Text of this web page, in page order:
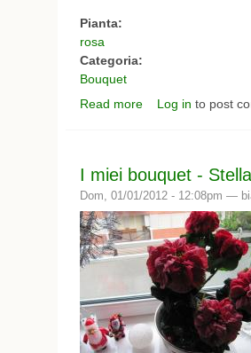
Pianta:
rosa
Categoria:
Bouquet
Read more about i miei bouquet
Log in to post
I miei bouquet -
Dom, 01/01/2012 - 12:08pm —